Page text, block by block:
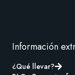
Información
¿Qué llevar?